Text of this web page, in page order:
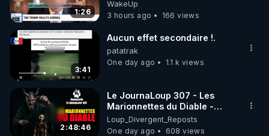
1:26
VACCIN COVID ET CANCER
WakeUp
3 hours ago
166 views
3:41
Aucun effet secondaire !.
patatrak
One day ago
1.1 k views
2:48:46
Le JournaLoup 307 - Les
Marionnettes du Diable -
Loup Divergent 2026.08.07
Loup_Divergent_Reposts
One day ago
608 views